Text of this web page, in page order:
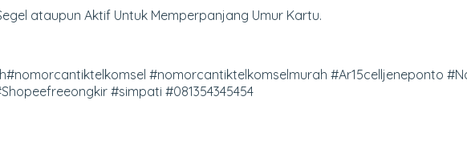
ataupun Aktif Untuk Memperpanjang Umur Kartu.
#nomorcantiktelkomselmurah #Ar15celljeneponto
#simpati #081354345454